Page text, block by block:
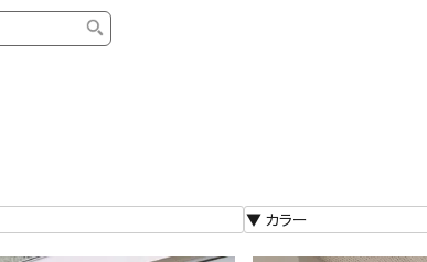
輸入ピアノ STEINWAY&SONS